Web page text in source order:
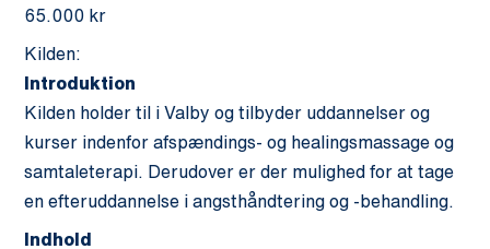
65.000 kr
Kilden:
Introduktion
Kilden holder til i Valby og tilbyder uddannelser og
kurser indenfor afspændings- og healingsmassage og
samtaleterapi. Derudover er der mulighed for at tage
en efteruddannelse i angsthåndtering og -behandling.
Indhold